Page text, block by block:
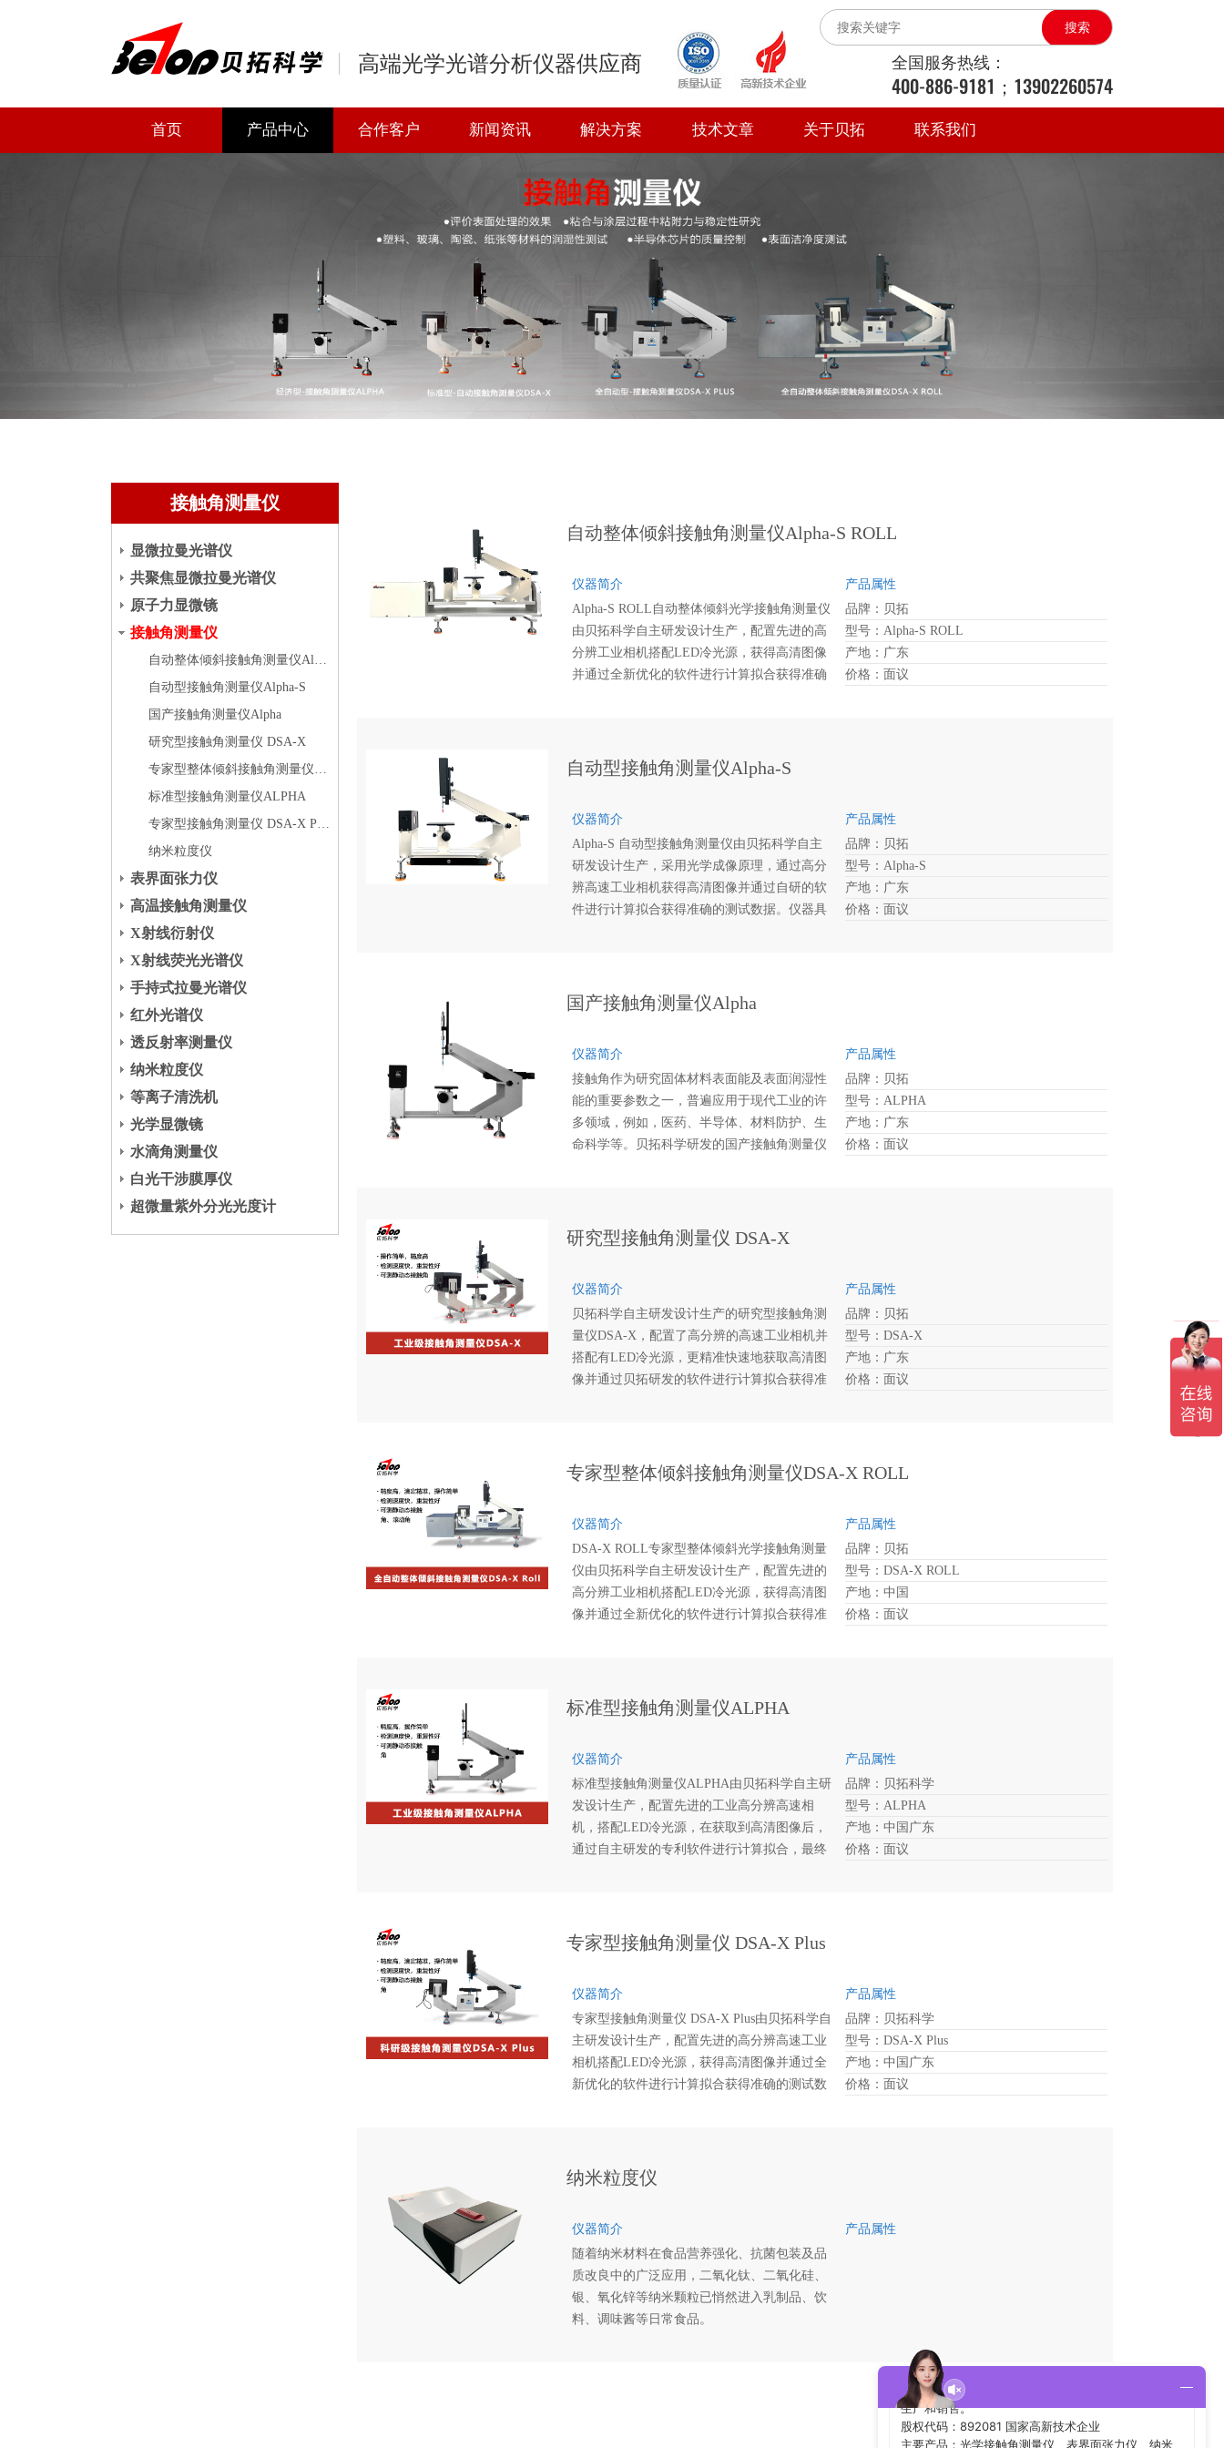
高端光学光谱分析仪器供应商
搜索
全国服务热线：
400-886-9181；13902260574
首页 产品中心 合作客户 新闻资讯 解决方案 技术文章 关于贝拓 联系我们
接触角测量仪
显微拉曼光谱仪
共聚焦显微拉曼光谱仪
原子力显微镜
接触角测量仪
自动整体倾斜接触角测量仪Alpha-S ROLL
自动型接触角测量仪Alpha-S
国产接触角测量仪Alpha
研究型接触角测量仪 DSA-X
专家型整体倾斜接触角测量仪DSA-X ROLL
标准型接触角测量仪ALPHA
专家型接触角测量仪 DSA-X Plus
纳米粒度仪
表界面张力仪
高温接触角测量仪
X射线衍射仪
X射线荧光光谱仪
手持式拉曼光谱仪
红外光谱仪
透反射率测量仪
纳米粒度仪
等离子清洗机
光学显微镜
水滴角测量仪
白光干涉膜厚仪
超微量紫外分光光度计
自动整体倾斜接触角测量仪Alpha-S ROLL
仪器简介
Alpha-S ROLL自动整体倾斜光学接触角测量仪
由贝拓科学自主研发设计生产，配置先进的高
分辨工业相机搭配LED冷光源，获得高清图像
并通过全新优化的软件进行计算拟合获得准确
捕捉滚动瞬间图片，带自动锁上功能。
产品属性
品牌：贝拓
型号：Alpha-S ROLL
产地：广东
价格：面议
自动型接触角测量仪Alpha-S
仪器简介
Alpha-S 自动型接触角测量仪由贝拓科学自主
研发设计生产，采用光学成像原理，通过高分
辨高速工业相机获得高清图像并通过自研的软
件进行计算拟合获得准确的测试数据。仪器具
供人性化的自动化进样调节、样品台调节、光
产品属性
品牌：贝拓
型号：Alpha-S
产地：广东
价格：面议
国产接触角测量仪Alpha
仪器简介
接触角作为研究固体材料表面能及表面润湿性
能的重要参数之一，普遍应用于现代工业的许
多领域，例如，医药、半导体、材料防护、生
命科学等。贝拓科学研发的国产接触角测量仪
产品属性
品牌：贝拓
型号：ALPHA
产地：广东
价格：面议
研究型接触角测量仪 DSA-X
仪器简介
贝拓科学自主研发设计生产的研究型接触角测
量仪DSA-X，配置了高分辨的高速工业相机并
搭配有LED冷光源，更精准快速地获取高清图
像并通过贝拓研发的软件进行计算拟合获得准
得更精确，更快速及更高效！
产品属性
品牌：贝拓
型号：DSA-X
产地：广东
价格：面议
专家型整体倾斜接触角测量仪DSA-X ROLL
仪器简介
DSA-X ROLL专家型整体倾斜光学接触角测量
仪由贝拓科学自主研发设计生产，配置先进的
高分辨工业相机搭配LED冷光源，获得高清图
像并通过全新优化的软件进行计算拟合获得准
动捕捉滚动瞬间图片，带自动锁上功能。
产品属性
品牌：贝拓
型号：DSA-X ROLL
产地：中国
价格：面议
标准型接触角测量仪ALPHA
仪器简介
标准型接触角测量仪ALPHA由贝拓科学自主研
发设计生产，配置先进的工业高分辨高速相
机，搭配LED冷光源，在获取到高清图像后，
通过自主研发的专利软件进行计算拟合，最终
等，使测试变得精确而快速高效。
产品属性
品牌：贝拓科学
型号：ALPHA
产地：中国广东
价格：面议
专家型接触角测量仪 DSA-X Plus
仪器简介
专家型接触角测量仪 DSA-X Plus由贝拓科学自
主研发设计生产，配置先进的高分辨高速工业
相机搭配LED冷光源，获得高清图像并通过全
新优化的软件进行计算拟合获得准确的测试数
产品属性
品牌：贝拓科学
型号：DSA-X Plus
产地：中国广东
价格：面议
纳米粒度仪
仪器简介
随着纳米材料在食品营养强化、抗菌包装及品
质改良中的广泛应用，二氧化钛、二氧化硅、
银、氧化锌等纳米颗粒已悄然进入乳制品、饮
料、调味酱等日常食品。
产品属性